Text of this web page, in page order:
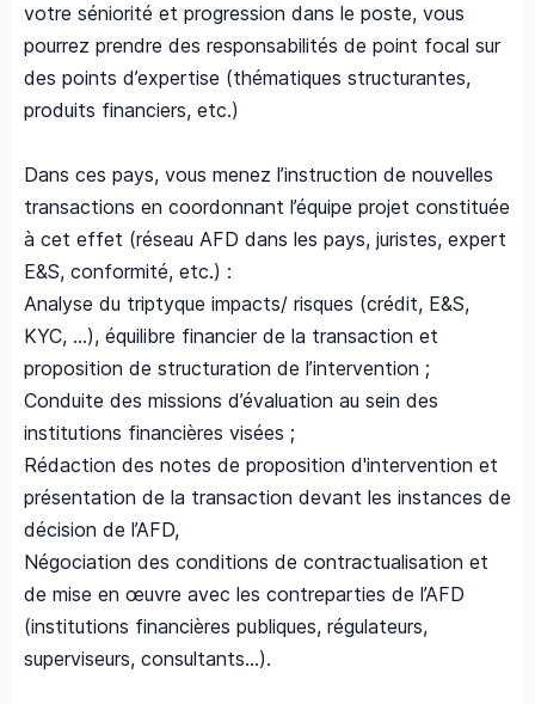
votre séniorité et progression dans le poste, vous
pourrez prendre des responsabilités de point focal sur
des points d’expertise (thématiques structurantes,
produits financiers, etc.)
Dans ces pays, vous menez l’instruction de nouvelles
transactions en coordonnant l’équipe projet constituée
à cet effet (réseau AFD dans les pays, juristes, expert
E&S, conformité, etc.) :
Analyse du triptyque impacts/ risques (crédit, E&S,
KYC, …), équilibre financier de la transaction et
proposition de structuration de l’intervention ;
Conduite des missions d’évaluation au sein des
institutions financières visées ;
Rédaction des notes de proposition d'intervention et
présentation de la transaction devant les instances de
décision de l’AFD,
Négociation des conditions de contractualisation et
de mise en œuvre avec les contreparties de l’AFD
(institutions financières publiques, régulateurs,
superviseurs, consultants…).